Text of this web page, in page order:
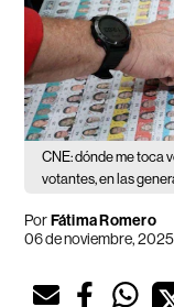
CNE: dónde me toca
votantes, en las
PorFátima Romero
06 de noviembre,